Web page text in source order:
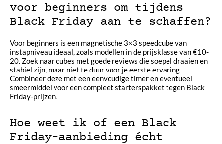
voor beginners om tijdens
Black Friday aan te schaffen?
Voor beginners is een magnetische 3×3 speedcube van
instapniveau ideaal, zoals modellen in de prijsklasse van €10-
20. Zoek naar cubes met goede reviews die soepel draaien en
stabiel zijn, maar niet te duur voor je eerste ervaring.
Combineer deze met een eenvoudige timer en eventueel
smeermiddel voor een compleet starterspakket tegen Black
Friday-prijzen.
Hoe weet ik of een Black
Friday-aanbieding écht